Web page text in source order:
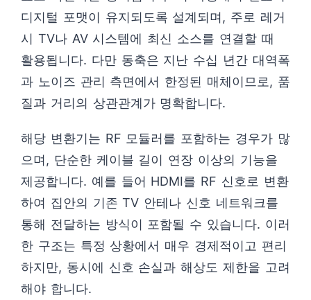
디지털 포맷이 유지되도록 설계되며, 주로 레거
시 TV나 AV 시스템에 최신 소스를 연결할 때
활용됩니다. 다만 동축은 지난 수십 년간 대역폭
과 노이즈 관리 측면에서 한정된 매체이므로, 품
질과 거리의 상관관계가 명확합니다.
해당 변환기는 RF 모듈러를 포함하는 경우가 많
으며, 단순한 케이블 길이 연장 이상의 기능을
제공합니다. 예를 들어 HDMI를 RF 신호로 변환
하여 집안의 기존 TV 안테나 신호 네트워크를
통해 전달하는 방식이 포함될 수 있습니다. 이러
한 구조는 특정 상황에서 매우 경제적이고 편리
하지만, 동시에 신호 손실과 해상도 제한을 고려
해야 합니다.